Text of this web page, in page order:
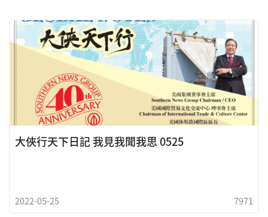
大俠行天下日記 我見我聞我思 0525
2022-05-25 7971